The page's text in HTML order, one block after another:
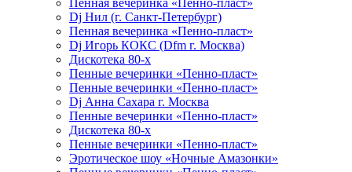
Пенная вечеринка «Пенно-пласт»
Dj Нил (г. Санкт-Петербург)
Пенная вечеринка «Пенно-пласт»
Dj Игорь КОКС (Dfm г. Москва)
Дискотека 80-х
Пенные вечеринки «Пенно-пласт»
Пенные вечеринки «Пенно-пласт»
Dj Анна Сахара г. Москва
Пенные вечеринки «Пенно-пласт»
Дискотека 80-х
Пенные вечеринки «Пенно-пласт»
Эротическое шоу «Ночные Амазонки»